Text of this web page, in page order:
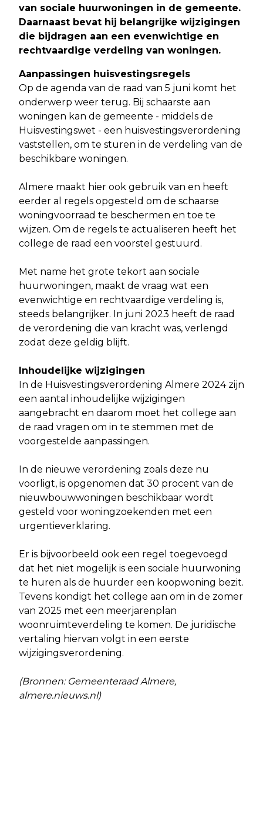
van sociale huurwoningen in de gemeente.
Daarnaast bevat hij belangrijke wijzigingen
die bijdragen aan een evenwichtige en
rechtvaardige verdeling van woningen.
Aanpassingen huisvestingsregels
Op de agenda van de raad van 5 juni komt het
onderwerp weer terug. Bij schaarste aan
woningen kan de gemeente - middels de
Huisvestingswet - een huisvestingsverordening
vaststellen, om te sturen in de verdeling van de
beschikbare woningen.
Almere maakt hier ook gebruik van en heeft
eerder al regels opgesteld om de schaarse
woningvoorraad te beschermen en toe te
wijzen. Om de regels te actualiseren heeft het
college de raad een voorstel gestuurd.
Met name het grote tekort aan sociale
huurwoningen, maakt de vraag wat een
evenwichtige en rechtvaardige verdeling is,
steeds belangrijker. In juni 2023 heeft de raad
de verordening die van kracht was, verlengd
zodat deze geldig blijft.
Inhoudelijke wijzigingen
In de Huisvestingsverordening Almere 2024 zijn
een aantal inhoudelijke wijzigingen
aangebracht en daarom moet het college aan
de raad vragen om in te stemmen met de
voorgestelde aanpassingen.
In de nieuwe verordening zoals deze nu
voorligt, is opgenomen dat 30 procent van de
nieuwbouwwoningen beschikbaar wordt
gesteld voor woningzoekenden met een
urgentieverklaring.
Er is bijvoorbeeld ook een regel toegevoegd
dat het niet mogelijk is een sociale huurwoning
te huren als de huurder een koopwoning bezit.
Tevens kondigt het college aan om in de zomer
van 2025 met een meerjarenplan
woonruimteverdeling te komen. De juridische
vertaling hiervan volgt in een eerste
wijzigingsverordening.
(Bronnen: Gemeenteraad Almere,
almere.nieuws.nl)